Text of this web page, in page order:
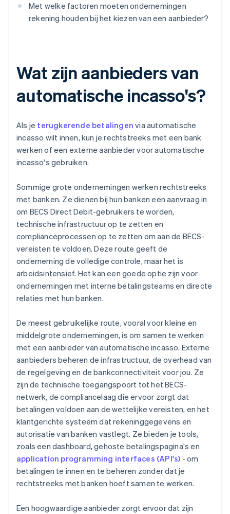
Met welke factoren moeten ondernemingen
rekening houden bij het kiezen van een aanbieder?
Wat zijn aanbieders van
automatische incasso's?
Als je terugkerende betalingen via automatische
incasso wilt innen, kun je rechtstreeks met een bank
werken of een externe aanbieder voor automatische
incasso's gebruiken.
Sommige grote ondernemingen werken rechtstreeks
met banken. Ze dienen bij hun banken een aanvraag in
om BECS Direct Debit-gebruikers te worden,
technische infrastructuur op te zetten en
complianceprocessen op te zetten om aan de BECS-
vereisten te voldoen. Deze route geeft de
onderneming de volledige controle, maar het is
arbeidsintensief. Het kan een goede optie zijn voor
ondernemingen met interne betalingsteams en directe
relaties met hun banken.
De meest gebruikelijke route, vooral voor kleine en
middelgrote ondernemingen, is om samen te werken
met een aanbieder van automatische incasso. Externe
aanbieders beheren de infrastructuur, de overhead van
de regelgeving en de bankconnectiviteit voor jou. Ze
zijn de technische toegangspoort tot het BECS-
netwerk, de compliancelaag die ervoor zorgt dat
betalingen voldoen aan de wettelijke vereisten, en het
klantgerichte systeem dat rekeninggegevens en
autorisatie van banken vastlegt. Ze bieden je tools,
zoals een dashboard, gehoste betalingspagina's en
application programming interfaces (API's) - om
betalingen te innen en te beheren zonder dat je
rechtstreeks met banken hoeft samen te werken.
Een hoogwaardige aanbieder zorgt ervoor dat zijn